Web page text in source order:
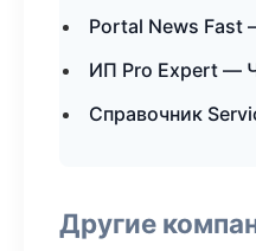
Portal News Fast
ИП Pro Expert —
Справочник
Другие